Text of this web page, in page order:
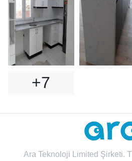
+7
Ara Teknoloji Limited Şirketi.